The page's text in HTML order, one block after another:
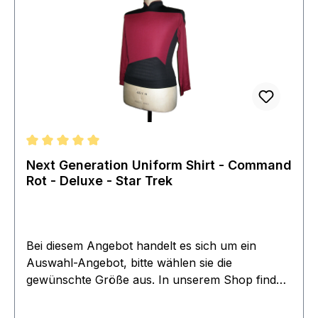
Durchschnittliche Bewertung von 5 von 5 Sternen
Next Generation Uniform Shirt - Command
Rot - Deluxe - Star Trek
Bei diesem Angebot handelt es sich um ein
Auswahl-Angebot, bitte wählen sie die
gewünschte Größe aus. In unserem Shop finden